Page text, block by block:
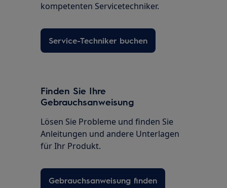
kompetenten Servicetechniker.
Service-Techniker buchen
Finden Sie Ihre
Gebrauchsanweisung
Lösen Sie Probleme und finden Sie
Anleitungen und andere Unterlagen
für Ihr Produkt.
Gebrauchsanweisung finden